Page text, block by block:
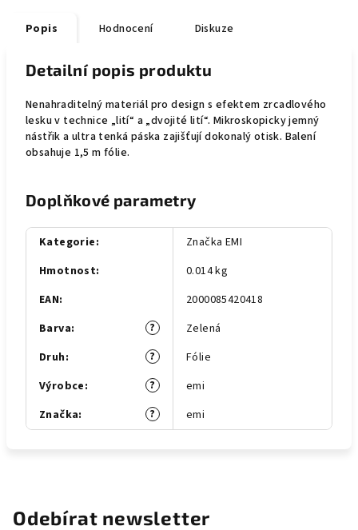
Popis Hodnocení Diskuze
Detailní popis produktu
Nenahraditelný materiál pro design s efektem zrcadlového
lesku v technice „lití“ a „dvojité lití“. Mikroskopicky jemný
nástřik a ultra tenká páska zajišťují dokonalý otisk. Balení
obsahuje 1,5 m fólie.
Doplňkové parametry
Kategorie:
Značka EMI
Hmotnost:
0.014 kg
EAN:
2000085420418
?
Barva:
Zelená
?
Druh:
Fólie
?
Výrobce:
emi
?
Značka: emi
Odebírat newsletter